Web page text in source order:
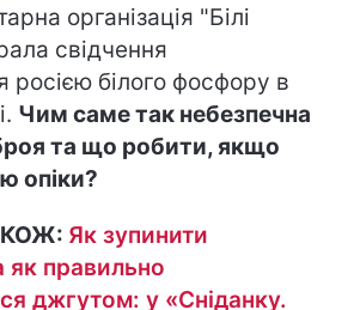
організація "Білі
свідчення
росією білого фосфору в
Чим саме так небезпечна
та що робити, якщо
опіки?
Як зупинити
як правильно
джгутом: у «Сніданку.